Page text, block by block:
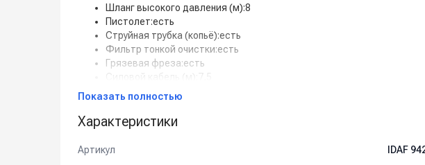
Шланг высокого давления (м):8
Пистолет:есть
Струйная трубка (копьё):есть
Фильтр тонкой очистки:есть
Грязевая фреза:есть
Силовой кабель (м):7,5
Адаптер присоединения к шлангу:есть
Манометр:нет
Показать полностью
Характеристики
Артикул IDAF